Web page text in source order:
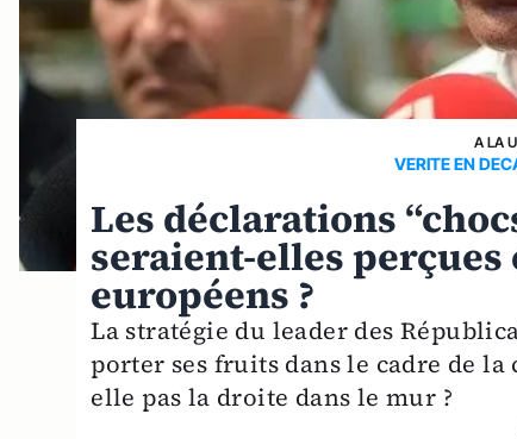
A LA
VERITE EN
Les déclarations
seraient-elles
européens ?
La stratégie du leader des
porter ses fruits dans le cadre de
elle pas la droite dans le mur ?